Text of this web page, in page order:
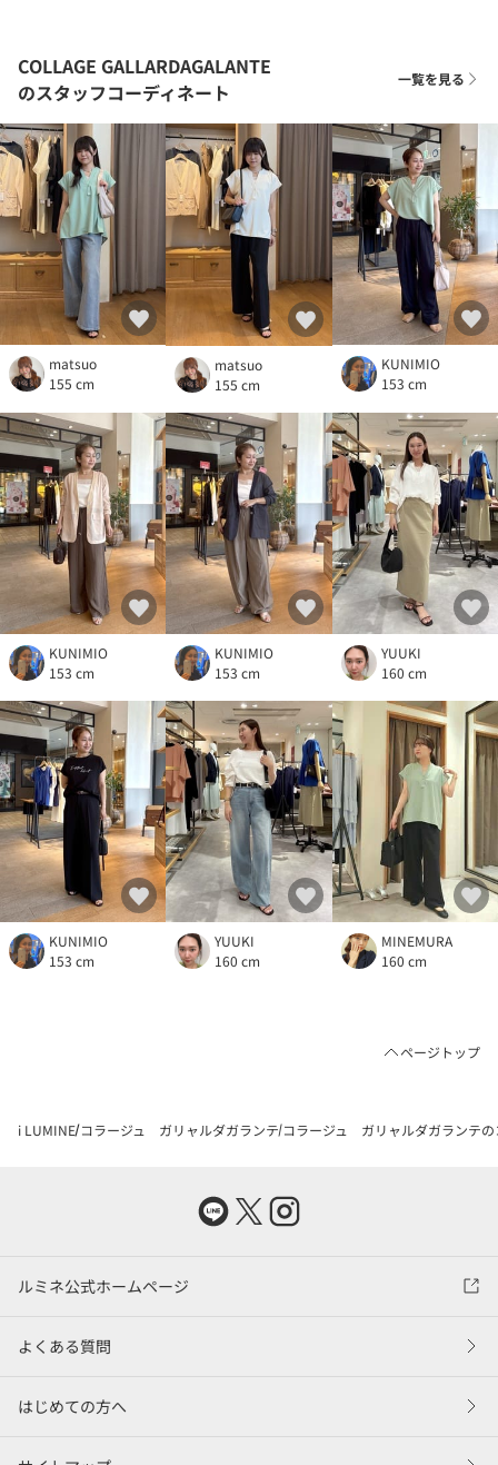
COLLAGE GALLARDAGALANTE
のスタッフコーディネート
一覧を見る
matsuo
155 cm
matsuo
155 cm
KUNIMIO
153 cm
KUNIMIO
153 cm
KUNIMIO
153 cm
YUUKI
160 cm
KUNIMIO
153 cm
YUUKI
160 cm
MINEMURA
160 cm
ページトップ
i LUMINE コラージュ ガリャルダガランテ コラージュ ガリャルダガランテ
ルミネ公式ホームページ
よくある質問
はじめての方へ